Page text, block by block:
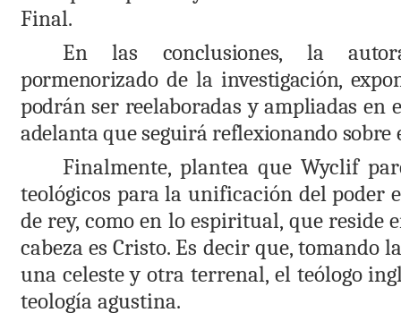
Final.
En las conclusiones, la
pormenorizado de la investigación,
podrán ser reelaboradas y ampliadas en
adelanta que seguirá reflexionando
Finalmente, plantea que Wyclif
teológicos para la unificación del poder
de rey, como en lo espiritual, que reside
cabeza es Cristo. Es decir que, tomando
una celeste y otra terrenal, el teólogo
teología agustina.